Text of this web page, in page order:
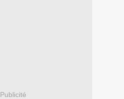
Publicité